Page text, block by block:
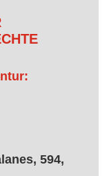
594,